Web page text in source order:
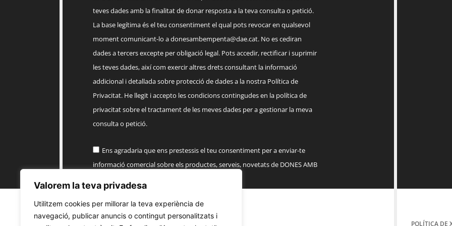
Valorem la teva privadesa
Utilitzem cookies per millorar la teva experiència de
navegació, publicar anuncis o contingut personalitzats i
teves dades amb la finalitat de donar resposta a la teva consulta o petició.
La base legítima és el teu consentiment el qual pots revocar en qualsevol
moment comunicant-lo adonesambempenta@dae.cat. No es cediran
dades a tercers excepte per obligació legal. Pots accedir, rectificar i suprimir
les teves dades, així com exercir altres drets consultant la informació
addicional i detallada sobre protecció de dades a la nostra Política de
Privacitat. He llegit i accepto les condicions contingudes en la política de
privacitat sobre el tractament de les meves dades per a gestionar la meva
consulta o petició.
Ens agradaria que ens prestessis el teu consentiment per a enviar-te
informació comercial sobre els productes, serveis, novetats de DONES AMB
Enviar
POLÍTICA DE